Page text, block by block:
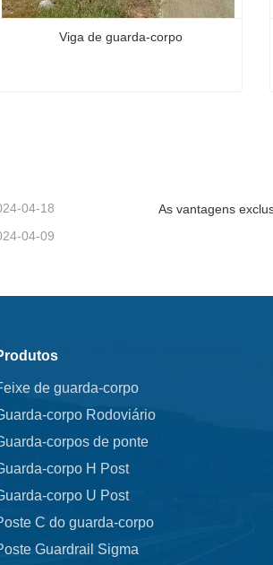
Viga de guarda-corpo
04-18
04-09
de guarda-corpo
corpo Rodoviário
corpos de ponte
corpo H Post
corpo U Post
C do guarda-corpo
Guardrail Sigma